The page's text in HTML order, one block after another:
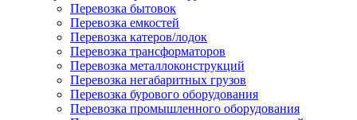
Перевозка бытовок
Перевозка емкостей
Перевозка катеров/лодок
Перевозка трансформаторов
Перевозка металлоконструкций
Перевозка негабаритных грузов
Перевозка бурового оборудования
Перевозка промышленного оборудования